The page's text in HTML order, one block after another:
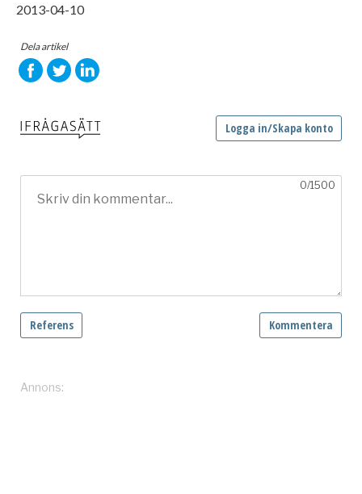
2013-04-10
Dela artikel